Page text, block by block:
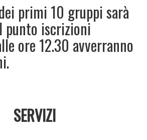
primi 10 gruppi sarà
punto iscrizioni
ore 12.30 avverranno
SERVIZI